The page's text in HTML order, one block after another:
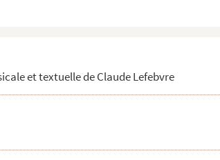
et textuelle de Claude Lefebvre